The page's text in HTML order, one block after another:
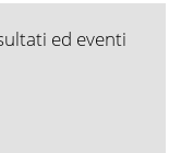
ed eventi